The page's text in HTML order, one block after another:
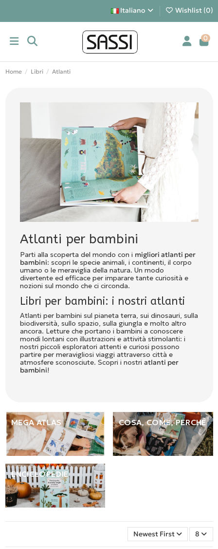
Italiano Wishlist (0)
0
Home Libri Atlanti
Atlanti per bambini
Parti alla scoperta del mondo con i migliori atlanti per
bambini: scopri le specie animali, i continenti, il corpo
umano o le meraviglia della natura. Un modo
divertente ed efficace per imparare tante curiosità e
nozioni sul mondo che ci circonda.
Libri per bambini: i nostri atlanti
Atlanti per bambini sul pianeta terra, sui dinosauri, sulla
biodiversità, sullo spazio, sulla giungla e molto altro
ancora. Letture che portano i bambini a conoscere
mondi lontani con illustrazioni e attività stimolanti: i
nostri piccoli esploratori attenti e curiosi possono
partire per meravigliosi viaggi attraverso città e
atmosfere sconosciute. Scopri i nostri atlanti per
bambini!
MEGA ATLAS COSA, COME, PERCHÉ
ENCICLOPEDIE
Newest First 8